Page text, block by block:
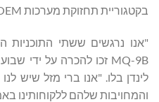
בקטגוריית תחזוקת מערכות OEM.
"אנו נרגשים ששתי התוכניות
לינדן בלו. "אנו ברי מזל שיש
והמחויבות שלהם ללקוחותינו